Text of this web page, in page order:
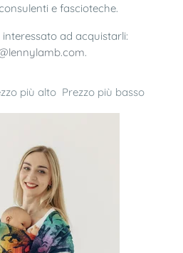
e fascioteche.
ad acquistarli:
.
più alto Prezzo più basso